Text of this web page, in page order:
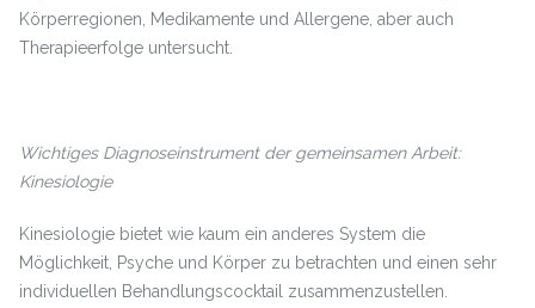
Körperregionen, Medikamente und Allergene, aber auch
Therapieerfolge untersucht.
Wichtiges Diagnoseinstrument der gemeinsamen Arbeit:
Kinesiologie
Kinesiologie bietet wie kaum ein anderes System die
Möglichkeit, Psyche und Körper zu betrachten und einen sehr
individuellen Behandlungscocktail zusammenzustellen.